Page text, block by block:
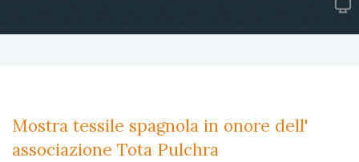
Mostra tessile spagnola in onore dell'
associazione Tota Pulchra